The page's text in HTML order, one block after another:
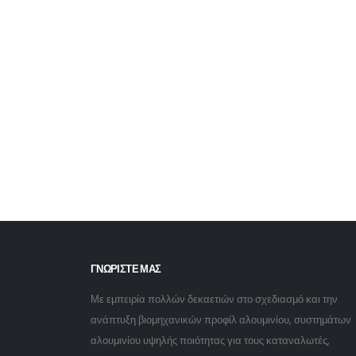
ΓΝΩΡΙΣΤΕ ΜΑΣ
Με εμπειρία πολλών δεκαετιών στο σχεδιασμό και την
ανάπτυξη βιομηχανικών προφίλ αλουμινίου, συστημάτων
αλουμινίου υψηλής ποιότητας για τους καταναλωτές,